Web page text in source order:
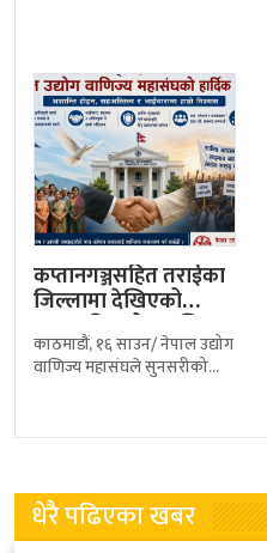
कप्तानगञ्जसहित तराईका
जिल्लामा देखिएको
तनावप्रति उद्योग वाणिज्य
महासंघको चिन्ता,
शान्ति…
काठमाडौं, १६ साउन/ नेपाल उद्योग
वाणिज्य महासंघले सुनसरीको
देखिएको अशान्त वातावरण,
धेरै पढिएका खबर